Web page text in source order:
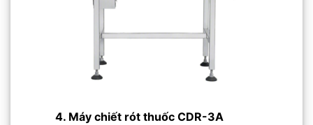
4. Máy chiết rót thuốc CDR-3A